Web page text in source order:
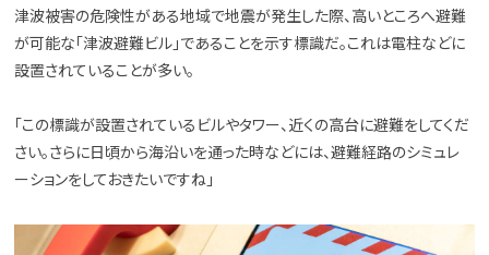
津波被害の危険性がある地域で地震が発生した際、高いところへ避難
が可能な「津波避難ビル」であることを示す標識だ。これは電柱などに
設置されていることが多い。
「この標識が設置されているビルやタワー、近くの高台に避難をしてくだ
さい。さらに日頃から海沿いを通った時などには、避難経路のシミュレ
ーションをしておきたいですね」